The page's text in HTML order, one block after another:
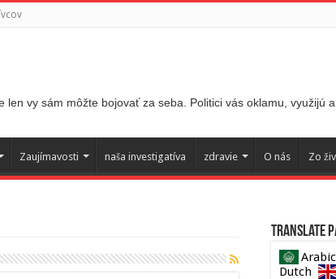
vy sám môžte bojovať za seba. Politici vás oklamu, využijú
Zaujímavosti naša investigatíva zdravie O nás Zo
Translate
Arabic
Dutch